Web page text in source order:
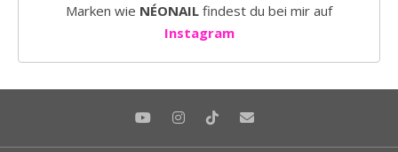
Marken wie NÉONAIL findest du bei mir auf
Instagram